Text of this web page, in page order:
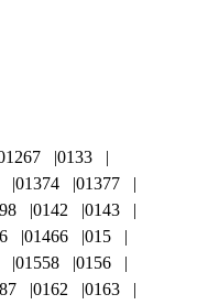
0133
01374
01377
0142
0143
01466
015
01558
0156
0162
0163